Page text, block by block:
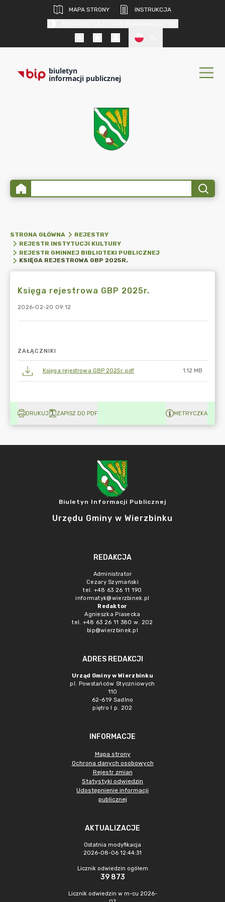
MAPA STRONY
INSTRUKCJA
biuletyn
informacji publicznej
STRONA GŁÓWNA
REJESTRY
REJESTR INSTYTUCJI KULTURY
REJESTR GMINNEJ BIBLIOTEKI PUBLICZNEJ
KSIĘGA REJESTROWA GBP 2025R.
Księga rejestrowa GBP 2025r.
2026-02-20 09:12
ZAŁĄCZNIKI
Księga rejestrowa GBP 2025r..pdf 1.12 MB
DRUKUJ ZAPISZ DO PDF METRYCZKA
Biuletyn Informacji Publicznej
Urzędu Gminy w Wierzbinku
REDAKCJA
Administrator
Cezary Szymański
tel. +48 63 26 11 190
informatyk@wierzbinek.pl
Redaktor
Agnieszka Piasecka
tel. +48 63 26 11 380 w. 202
bip@wierzbinek.pl
ADRES REDAKCJI
Urząd Gminy w Wierzbinku
pl. Powstańców Styczniowych
110
62-619 Sadlno
piętro I p. 202
INFORMACJE
Mapa strony
Ochrona danych osobowych
Rejestr zmian
Statystyki odwiedzin
Udostępnienie informacji
publicznej
AKTUALIZACJE
Ostatnia modyfikacja
2026-08-06 12:44:31
Licznik odwiedzin ogółem
39 873
Licznik odwiedzin w m-cu 2026-